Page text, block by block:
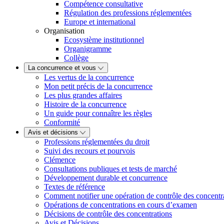
Compétence consultative
Régulation des professions réglementées
Europe et international
Organisation
Ecosystème institutionnel
Organigramme
Collège
La concurrence et vous
Les vertus de la concurrence
Mon petit précis de la concurrence
Les plus grandes affaires
Histoire de la concurrence
Un guide pour connaître les règles
Conformité
Avis et décisions
Professions réglementées du droit
Suivi des recours et pourvois
Clémence
Consultations publiques et tests de marché
Développement durable et concurrence
Textes de référence
Comment notifier une opération de contrôle des
Opérations de concentrations en cours d’examen
Décisions de contrôle des concentrations